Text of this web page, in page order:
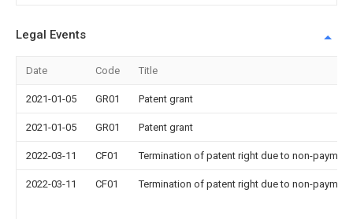
Legal Events
Date Code Title
2021-01-05 GR01 Patent grant
2021-01-05 GR01 Patent grant
2022-03-11 CF01 Termination of patent right due to non-
2022-03-11 CF01 Termination of patent right due to non-